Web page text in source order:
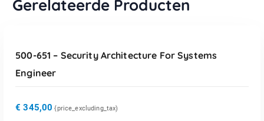
Gerelateerde Producten
500-651 – Security Architecture For Systems
Engineer
€ 345,00 {price_excluding_tax)